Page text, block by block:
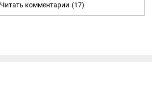
Читать комментарии (17)